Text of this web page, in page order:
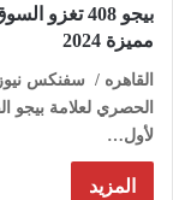
بيجو 408
مميزة 2024
القاهره / سفنكس
لأول…
المزيد